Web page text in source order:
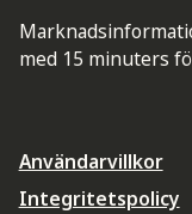
med 15 minuters
Användarvillkor
Integritetspolicy